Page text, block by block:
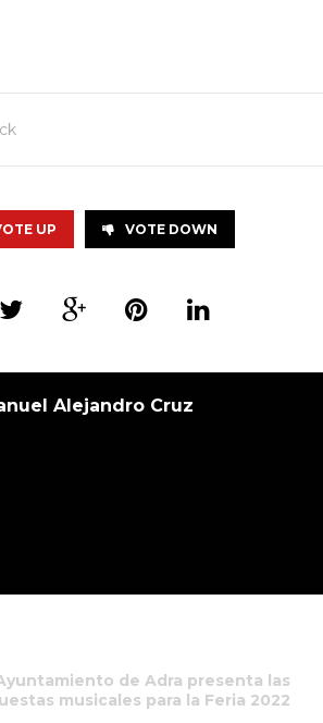
UP VOTE DOWN
Alejandro Cruz
de Adra presenta las
musicales para la Feria 2022